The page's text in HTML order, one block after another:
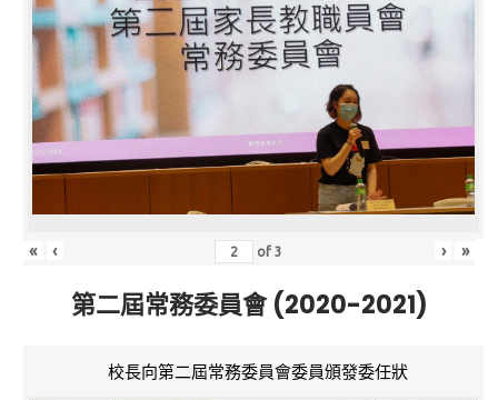
« ‹ of3 › »
第二屆常務委員會 (2020-2021)
校長向第二屆常務委員會委員頒發委任狀